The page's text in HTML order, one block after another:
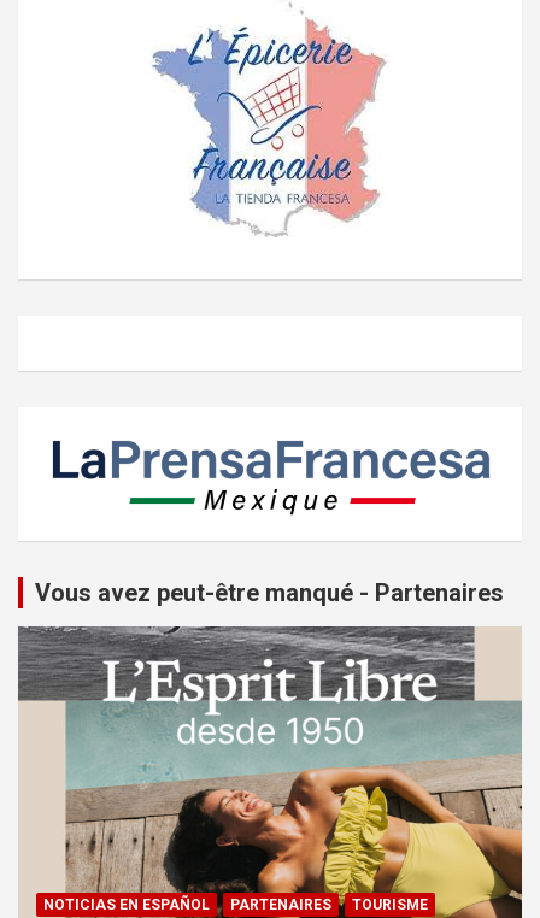
Vous avez peut-être manqué - Partenaires
NOTICIAS EN ESPAÑOL PARTENAIRES TOURISME